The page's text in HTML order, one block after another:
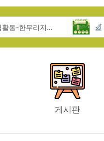
-한무리지역아동센터
게시판